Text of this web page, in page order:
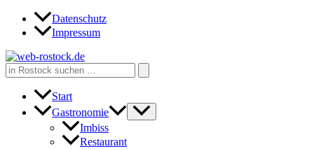
Zum
Inhalt
Datenschutz
Impressum
Search
for:
Start
Gastronomie
Imbiss
Restaurant